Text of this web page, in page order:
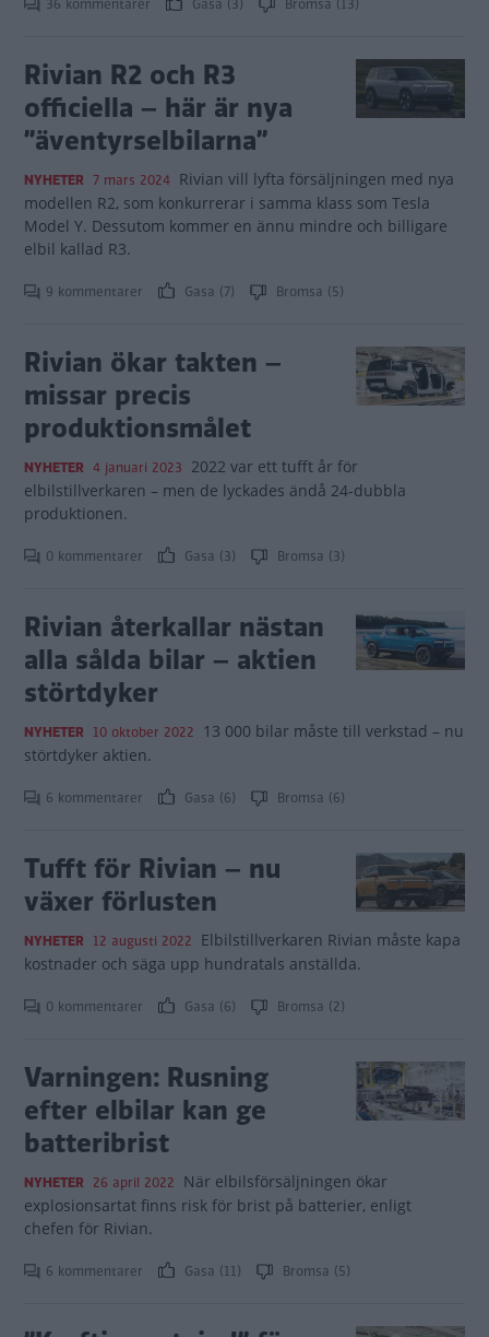
36 kommentarer Gasa (3) Bromsa (13)
Rivian R2 och R3
officiella – här är nya
”äventyrselbilarna”
NYHETER 7 mars 2024 Rivian vill lyfta försäljningen med nya
modellen R2, som konkurrerar i samma klass som Tesla
Model Y. Dessutom kommer en ännu mindre och billigare
elbil kallad R3.
9 kommentarer Gasa (7) Bromsa (5)
Rivian ökar takten –
missar precis
produktionsmålet
NYHETER 4 januari 2023 2022 var ett tufft år för
elbilstillverkaren – men de lyckades ändå 24-dubbla
produktionen.
0 kommentarer Gasa (3) Bromsa (3)
Rivian återkallar nästan
alla sålda bilar – aktien
störtdyker
NYHETER 10 oktober 2022 13 000 bilar måste till verkstad – nu
störtdyker aktien.
6 kommentarer Gasa (6) Bromsa (6)
Tufft för Rivian – nu
växer förlusten
NYHETER 12 augusti 2022 Elbilstillverkaren Rivian måste kapa
kostnader och säga upp hundratals anställda.
0 kommentarer Gasa (6) Bromsa (2)
Varningen: Rusning
efter elbilar kan ge
batteribrist
NYHETER 26 april 2022 När elbilsförsäljningen ökar
explosionsartat finns risk för brist på batterier, enligt
chefen för Rivian.
6 kommentarer Gasa (11) Bromsa (5)